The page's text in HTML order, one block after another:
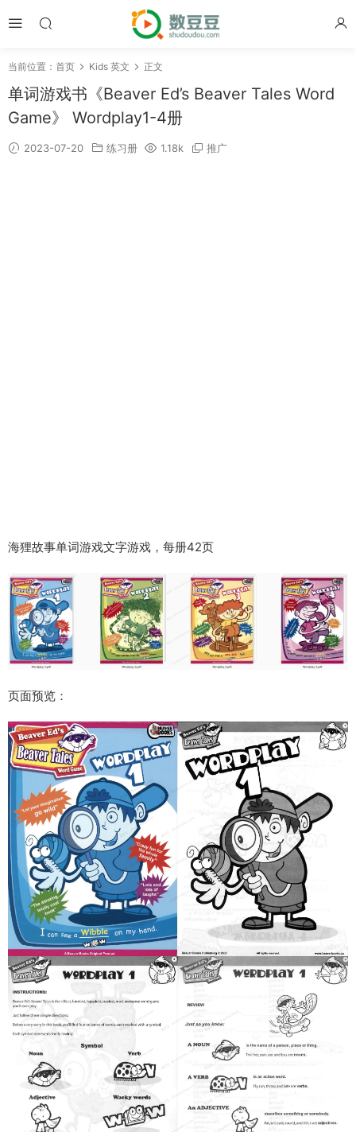
当前位置： 首页 Kids 英文 正文
单词游戏书《Beaver Ed’s Beaver Tales Word
Game》 Wordplay1-4册
2023-07-20 练习册 1.18k 推广
海狸故事单词游戏文字游戏，每册42页
页面预览：